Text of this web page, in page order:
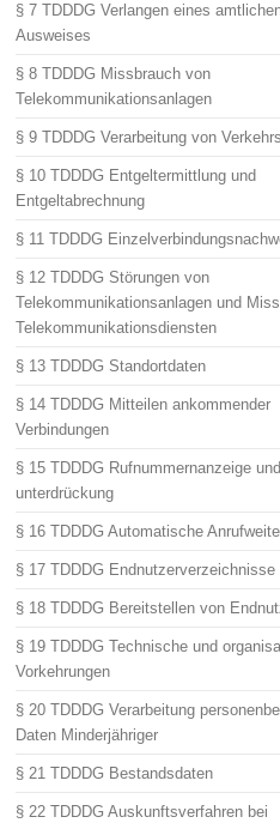
§ 7 TDDDG Verlangen eines
Ausweises
§ 8 TDDDG Missbrauch von
Telekommunikationsanlagen
§ 9 TDDDG Verarbeitung von
§ 10 TDDDG Entgeltermittlung und
Entgeltabrechnung
§ 11 TDDDG
§ 12 TDDDG Störungen von
Telekommunikationsanlagen und
Telekommunikationsdiensten
§ 13 TDDDG Standortdaten
§ 14 TDDDG Mitteilen ankommender
Verbindungen
§ 15 TDDDG Rufnummernanzeige
unterdrückung
§ 16 TDDDG Automatische
§ 17 TDDDG Endnutzerverzeichnisse
§ 18 TDDDG Bereitstellen von
§ 19 TDDDG Technische und
Vorkehrungen
§ 20 TDDDG Verarbeitung
Daten Minderjähriger
§ 21 TDDDG Bestandsdaten
§ 22 TDDDG Auskunftsverfahren bei